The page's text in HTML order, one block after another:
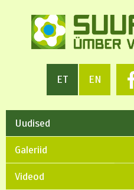
ET EN
Uudised
Galeriid
Videod